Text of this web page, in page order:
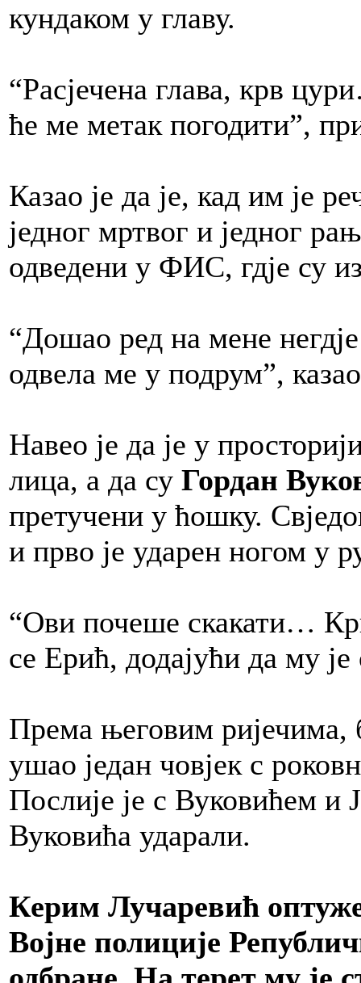
кундаком у главу.
“Расјечена глава, крв
ће ме метак погодити”,
Казао је да је, кад им је
једног мртвог и једног
одведени у ФИС, гдје су
“Дошао ред на мене
одвела ме у подрум”, казао
Навео је да је у
лица, а да су Гордан
претучени у ћошку.
и прво је ударен ногом у
“Ови почеше скакати…
се Ерић, додајући да му је
Према његовим ријечима,
ушао један човјек с
Послије је с Вуковићем и
Вуковића ударали.
Керим Лучаревић
Војне полиције